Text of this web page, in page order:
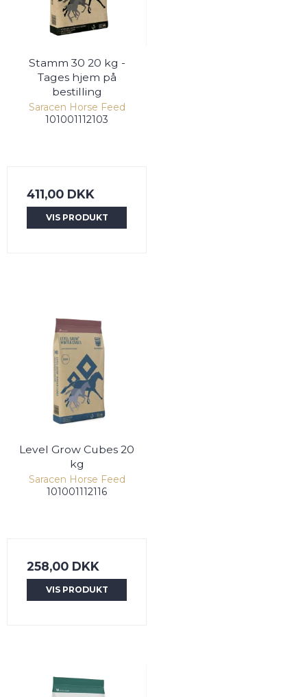
Stamm 30 20 kg -
Tages hjem på
bestilling
Saracen Horse Feed
101001112103
411,00 DKK
VIS PRODUKT
Level Grow Cubes 20
kg
Saracen Horse Feed
101001112116
258,00 DKK
VIS PRODUKT